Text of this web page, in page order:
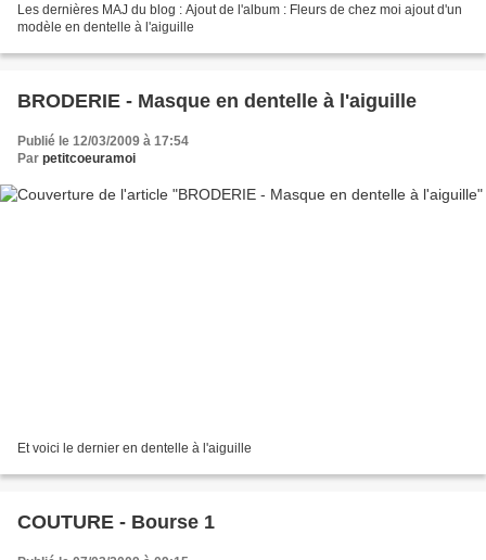
Les dernières MAJ du blog : Ajout de l'album : Fleurs de chez moi ajout d'un
modèle en dentelle à l'aiguille
BRODERIE - Masque en dentelle à l'aiguille
Publié le 12/03/2009 à 17:54
Par petitcoeuramoi
Et voici le dernier en dentelle à l'aiguille
COUTURE - Bourse 1